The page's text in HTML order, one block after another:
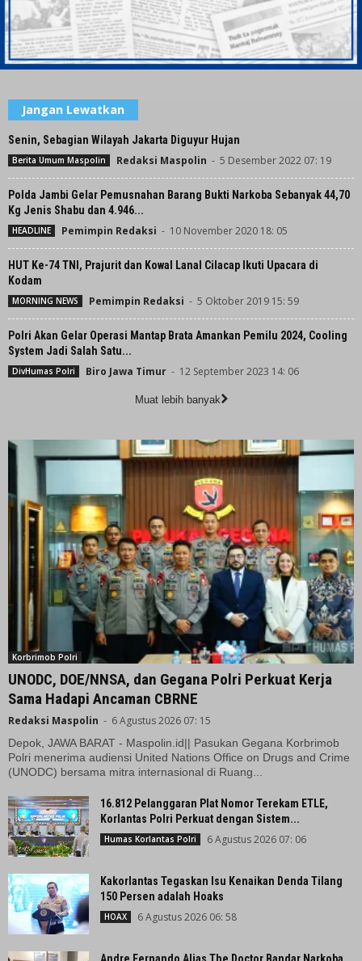
Jangan Lewatkan
Senin, Sebagian Wilayah Jakarta Diguyur Hujan
Berita Umum Maspolin Redaksi Maspolin - 5 Desember 2022 07: 19
Polda Jambi Gelar Pemusnahan Barang Bukti Narkoba Sebanyak 44,70
Kg Jenis Shabu dan 4.946...
HEADLINE Pemimpin Redaksi - 10 November 2020 18: 05
HUT Ke-74 TNI, Prajurit dan Kowal Lanal Cilacap Ikuti Upacara di
Kodam
MORNING NEWS Pemimpin Redaksi - 5 Oktober 2019 15: 59
Polri Akan Gelar Operasi Mantap Brata Amankan Pemilu 2024, Cooling
System Jadi Salah Satu...
DivHumas Polri Biro Jawa Timur - 12 September 2023 14: 06
Muat lebih banyak
Korbrimob Polri
UNODC, DOE/NNSA, dan Gegana Polri Perkuat Kerja
Sama Hadapi Ancaman CBRNE
Redaksi Maspolin - 6 Agustus 2026 07: 15
Depok, JAWA BARAT - Maspolin.id|| Pasukan Gegana Korbrimob
Polri menerima audiensi United Nations Office on Drugs and Crime
(UNODC) bersama mitra internasional di Ruang...
16.812 Pelanggaran Plat Nomor Terekam ETLE,
Korlantas Polri Perkuat dengan Sistem...
Humas Korlantas Polri 6 Agustus 2026 07: 06
Kakorlantas Tegaskan Isu Kenaikan Denda Tilang
150 Persen adalah Hoaks
HOAX 6 Agustus 2026 06: 58